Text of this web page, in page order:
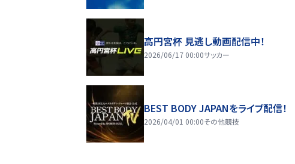
高円宮杯 見逃し動画配信中！
2026/06/17 00:00サッカー
BEST BODY JAPANをライブ配信！
2026/04/01 00:00その他競技